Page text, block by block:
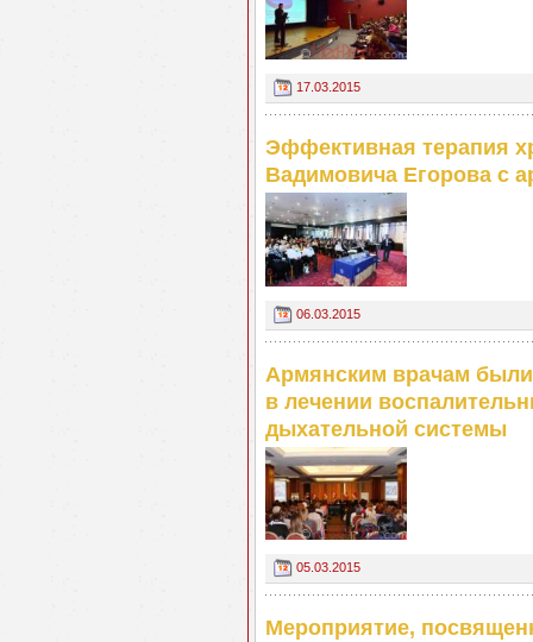
17.03.2015
Эффективная терапия
Вадимовича Егорова с
06.03.2015
Армянским врачам
в лечении
дыхательной системы
05.03.2015
Мероприятие,